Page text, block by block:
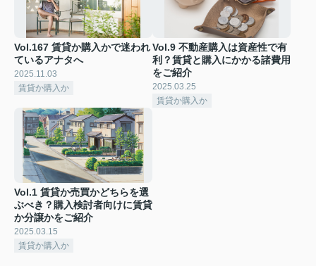
Vol.167 賃貸か購入かで迷われ
ているアナタへ
2025.11.03
賃貸か購入か
Vol.9 不動産購入は資産性で有
利？賃貸と購入にかかる諸費用
をご紹介
2025.03.25
賃貸か購入か
Vol.1 賃貸か売買かどちらを選
ぶべき？購入検討者向けに賃貸
か分譲かをご紹介
2025.03.15
賃貸か購入か